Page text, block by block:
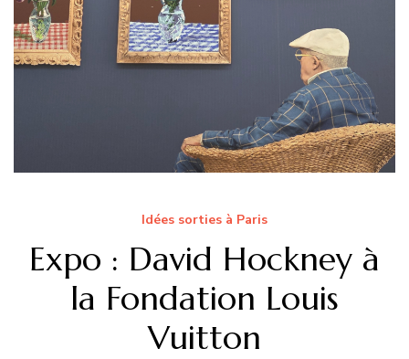
Idées sorties à Paris
Expo : David Hockney à
la Fondation Louis
Vuitton